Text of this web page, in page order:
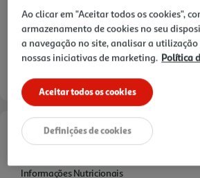
Características
Informações Nutricionais
Ao clicar em "Aceitar todos os cookies",
armazenamento de cookies no seu
a navegação no site, analisar a
nossas iniciativas de marketing. Política
Aceitar todos os cookies
Definições de cookies